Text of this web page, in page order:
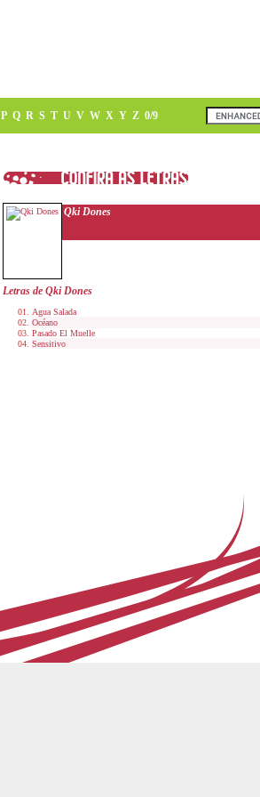
P Q R S T U V W X Y Z 0/9
Qki Dones
Letras de Qki Dones
Agua Salada
Océano
Pasado El Muelle
Sensitivo